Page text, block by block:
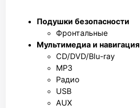
Подушки безопасности
Фронтальные
Мультимедиа и навигация
CD/DVD/Blu-ray
MP3
Радио
USB
AUX